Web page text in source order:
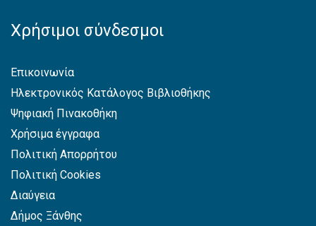
Χρήσιμοι σύνδεσμοι
Επικοινωνία
Ηλεκτρονικός Κατάλογος Βιβλιοθήκης
Ψηφιακή Πινακοθήκη
Χρήσιμα έγγραφα
Πολιτική Απορρήτου
Πολιτική Cookies
Διαύγεια
Δήμος Ξάνθης